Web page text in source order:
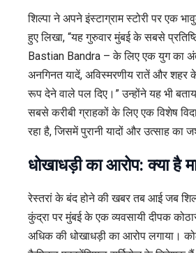
शिल्पा ने अपने इंस्टाग्राम स्टोरी पर एक
हुए लिखा, “यह गुरुवार मुंबई के सबसे
Bastian Bandra – के लिए एक युग का
अनगिनत यादें, अविस्मरणीय रातें और शहर
रूप देने वाले पल दिए।” उन्होंने यह भी
सबसे करीबी ग्राहकों के लिए एक विशेष
रहा है, जिसमें पुरानी यादों और उत्साह का
धोखाधड़ी का आरोप: क्या है
रेस्तरां के बंद होने की खबर तब आई जब
कुंद्रा पर मुंबई के एक व्यवसायी दीपक
अधिक की धोखाधड़ी का आरोप लगाया।